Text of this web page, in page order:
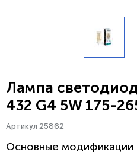
Лампа
432 G4 5W 175-
Артикул 25862
Основные модификации